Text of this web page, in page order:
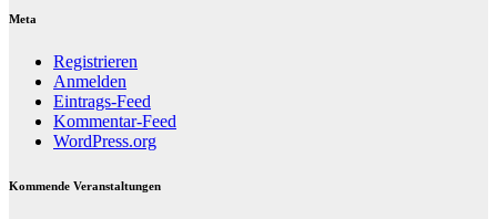
Meta
Registrieren
Anmelden
Eintrags-Feed
Kommentar-Feed
WordPress.org
Kommende Veranstaltungen